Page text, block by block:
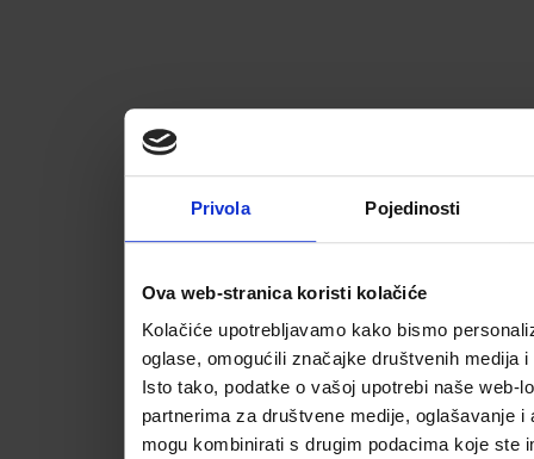
Privola Pojedinosti
Ova web-stranica koristi kolačiće
Kolačiće upotrebljavamo kako bismo
oglase, omogućili značajke društvenih medija
Isto tako, podatke o vašoj upotrebi naše web-
partnerima za društvene medije, oglašavanje i
mogu kombinirati s drugim podacima koje ste